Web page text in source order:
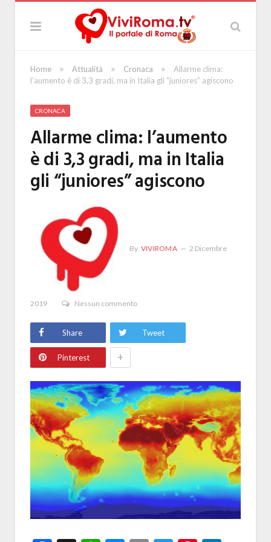
Home » Attualità » Cronaca »
Allarme clima:
l’aumento è di 3,3 gradi, ma in Italia gli “juniores” agiscono
CRONACA
Allarme clima: l’aumento
è di 3,3 gradi, ma in Italia
gli “juniores” agiscono
By VIVIROMA 2 Dicembre
2019 Nessun commento
Share Tweet
Pinterest +